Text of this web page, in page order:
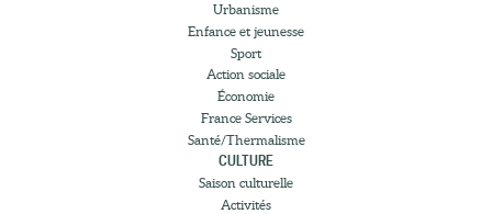
Urbanisme
Enfance et jeunesse
Sport
Action sociale
Économie
France Services
Santé/Thermalisme
CULTURE
Saison culturelle
Activités